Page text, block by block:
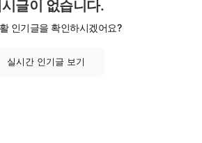
글이 없습니다.
인기글을 확인하시겠어요?
실시간 인기글 보기